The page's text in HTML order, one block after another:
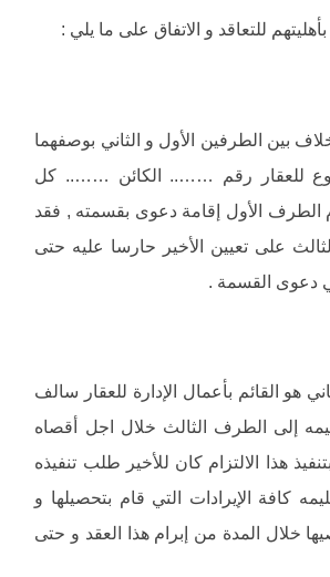
للتعاقد و الاتفاق على ما يلي :
بين الطرفين الأول و الثاني بوصفهما
للعقار رقم …….. الكائن …….. كل
الأول إقامة دعوى بقسمته , فقد
على تعيين الأخير حارسا عليه حتى
دعوى القسمة .
هو القائم بأعمال الإدارة للعقار سالف
إلى الطرف الثالث خلال اجل أقصاه
هذا الالتزام كان للأخير طلب تنفيذه
كافة الإيرادات التي قام بتحصيلها و
خلال المدة من إبرام هذا العقد و حتى